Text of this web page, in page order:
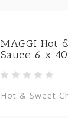
MAGGI Hot
Sauce 6 x
Hot & Sweet